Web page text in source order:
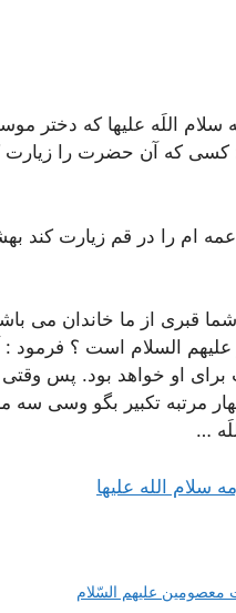
اللَه علیها که دختر
کسی که آن حضرت را
عمه ام را در قم زیارت کند
قبری از ما خاندان می
السلام است ؟ فرمود :
او خواهد بود. پس وقتی
تکبیر بگو وسی سه
…
الله عليها
علیهم السّلام